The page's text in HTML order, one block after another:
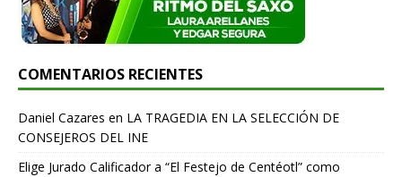
COMENTARIOS RECIENTES
Daniel Cazares en LA TRAGEDIA EN LA SELECCIÓN DE
CONSEJEROS DEL INE
Elige Jurado Calificador a “El Festejo de Centéotl” como